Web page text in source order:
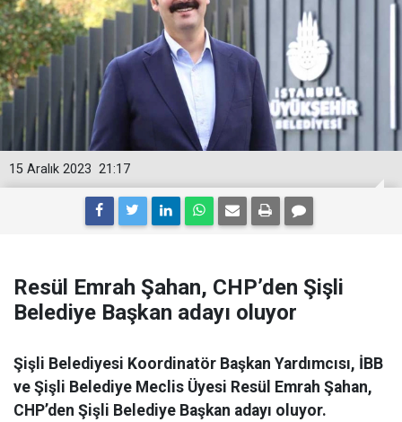
21:17
15 Aralık 2023
Resül Emrah Şahan, CHP’den Şişli
Belediye Başkan adayı oluyor
Şişli Belediyesi Koordinatör Başkan Yardımcısı, İBB
ve Şişli Belediye Meclis Üyesi Resül Emrah Şahan,
CHP’den Şişli Belediye Başkan adayı oluyor.